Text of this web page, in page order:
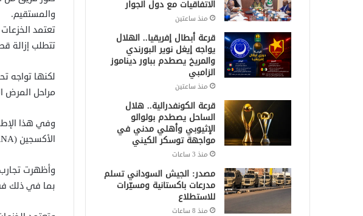
والمستقيم.
تعتمد
تتطلب إزالة
لكنها تواجه
مراحل المرض
وفي هذا
الأكسجين (RNA) بدلا من الحمض النووي (DNA) للكشف عن التغيرات الجينية المرتبطة بالسرطان.
بما في ذلك
الاتفاقيات مع دول الجوار
منذ ساعتين
قرعة أبطال إفريقيا.. الهلال
يواجه إيغل نوير البورندي
والمريخ يصطدم بباور ديناموز
الزامبي
منذ ساعتين
قرعة الكونفدرالية.. هلال
الساحل يصطدم بولوالو
الإثيوبي وأهلي مدني في
مواجهة توسكر الكيني
منذ 3 ساعات
مصدر: الجيش السوداني تسلم
مدرعات باكستانية ومسيّرات
للاستطلاع
منذ 8 ساعات